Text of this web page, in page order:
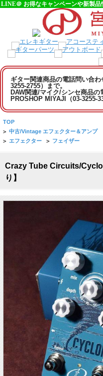
LINE＠ お得なキャンペーンや新製
ギター関連商品の電話問い合
3255-2755）まで。
DAW関連/マイク/シンセ商品
PROSHOP MIYAJI（03-3255-
TOP
> 中古/Vintage エフェクター＆アンプ
> エフェクター > フェイザー
Crazy Tube Circuits/
り】